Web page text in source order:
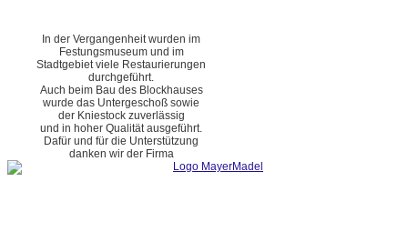
In der Vergangenheit wurden im
Festungsmuseum und im
Stadtgebiet viele Restaurierungen
durchgeführt.
Auch beim Bau des Blockhauses
wurde das Untergeschoß sowie
der Kniestock zuverlässig
und in hoher Qualität ausgeführt.
Dafür und für die Unterstützung
danken wir der Firma